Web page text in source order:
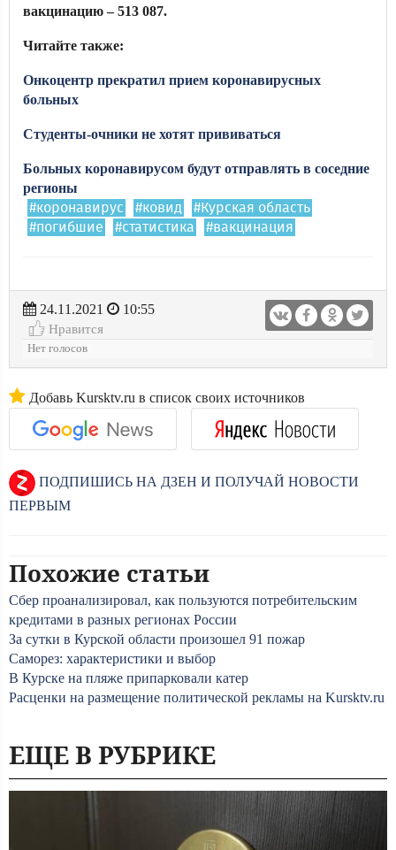
вакцинацию – 513 087.
Читайте также:
Онкоцентр прекратил прием коронавирусных
больных
Студенты-очники не хотят прививаться
Больных коронавирусом будут отправлять в соседние
регионы
#коронавирус #ковид
#Курская область
#погибшие
#статистика #вакцинация
24.11.2021
10:55
Нравится
Нет голосов
Добавь Kursktv.ru в список своих источников
ПОДПИШИСЬ НА ДЗЕН И ПОЛУЧАЙ НОВОСТИ
ПЕРВЫМ
Похожие статьи
Сбер проанализировал, как пользуются потребительским
кредитами в разных регионах России
За сутки в Курской области произошел 91 пожар
Саморез: характеристики и выбор
В Курске на пляже припарковали катер
Расценки на размещение политической рекламы на Kursktv.ru
ЕЩЕ В РУБРИКЕ